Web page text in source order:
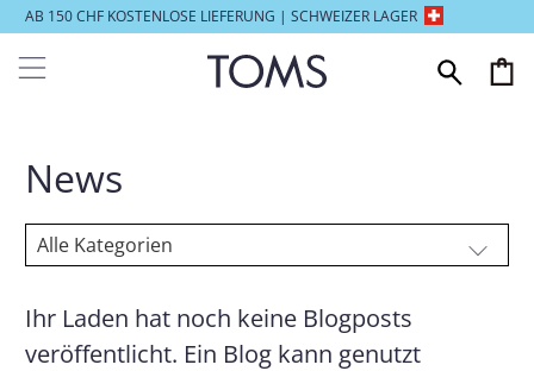
AB 150 CHF KOSTENLOSE LIEFERUNG | SCHWEIZER LAGER
News
Ihr Laden hat noch keine Blogposts
veröffentlicht. Ein Blog kann genutzt